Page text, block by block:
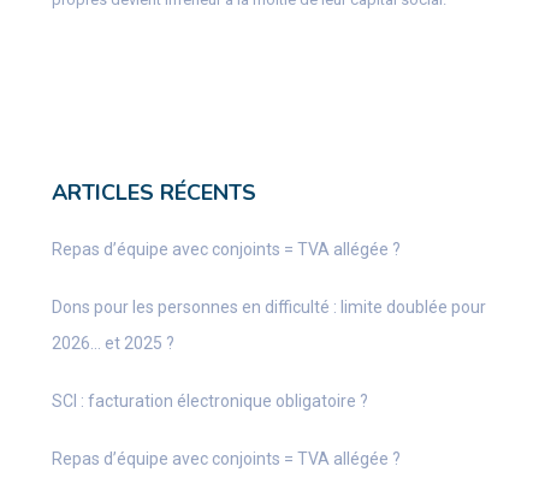
ARTICLES RÉCENTS
Repas d’équipe avec conjoints = TVA allégée ?
Dons pour les personnes en difficulté : limite doublée pour
2026… et 2025 ?
SCI : facturation électronique obligatoire ?
Repas d’équipe avec conjoints = TVA allégée ?